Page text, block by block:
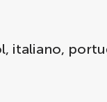
italiano,